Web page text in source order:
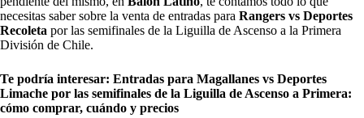
necesitas saber sobre la venta de entradas para Rangers vs Deportes
Recoleta por las semifinales de la Liguilla de Ascenso a la Primera
División de Chile.
Te podría interesar: Entradas para Magallanes vs Deportes
Limache por las semifinales de la Liguilla de Ascenso a Primera:
cómo comprar, cuándo y precios